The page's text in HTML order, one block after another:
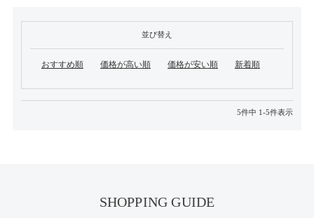
並び替え
おすすめ順 価格が高い順 価格が安い順 新着順
5件中 1-5件表示
SHOPPING GUIDE